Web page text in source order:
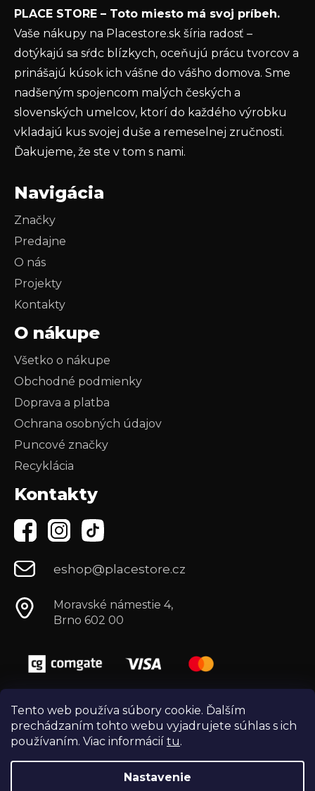
Tento web používa súbory cookie. Ďalším
prechádzaním tohto webu vyjadrujete súhlas s ich
používaním. Viac informácií tu.
Nastavenie
ochrany osobných údajov
PRIHLÁSIŤ SA
PLACE STORE – Toto miesto má svoj príbeh.
Vaše nákupy na Placestore.sk šíria radosť –
dotýkajú sa sŕdc blízkych, oceňujú prácu tvorcov a
prinášajú kúsok ich vášne do vášho domova. Sme
nadšeným spojencom malých českých a
slovenských umelcov, ktorí do každého výrobku
vkladajú kus svojej duše a remeselnej zručnosti.
Ďakujeme, že ste v tom s nami.
Navigácia
Značky
Predajne
O nás
Projekty
Kontakty
O nákupe
Všetko o nákupe
Obchodné podmienky
Doprava a platba
Ochrana osobných údajov
Puncové značky
Recyklácia
Kontakty
eshop@placestore.cz
Moravské námestie 4,
Brno 602 00